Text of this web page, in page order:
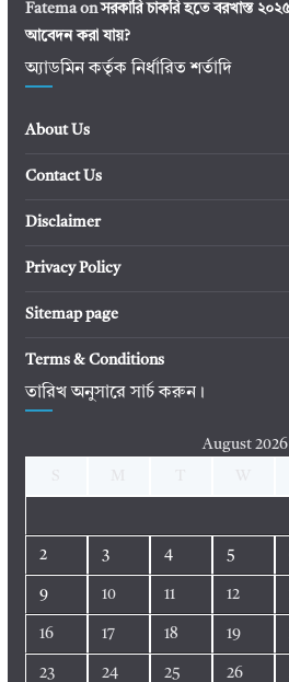
Fatemaonসরকারি চাকরি হতে বরখাস্ত
আবেদন করা যায়?
অ্যাডমিন কর্তৃক নির্ধারিত শর্তাদি
About Us
Contact Us
Disclaimer
Privacy Policy
Sitemap page
Terms & Conditions
তারিখ অনুসারে সার্চ করুন।
August 2026
2 3 4 5
9 10 11 12
16 17 18 19
23 24 25 26